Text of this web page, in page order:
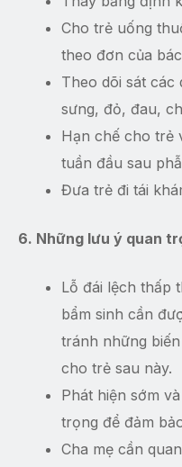
Cho trẻ uống
theo đơn của
Theo dõi sát các
sưng, đỏ, đau,
Hạn chế cho trẻ
tuần đầu sau
Đưa trẻ đi tái
6. Những lưu ý quan
Lỗ đái lệch thấp
bẩm sinh cần
tránh những
cho trẻ sau này.
Phát hiện sớm
trọng để đảm
Cha mẹ cần